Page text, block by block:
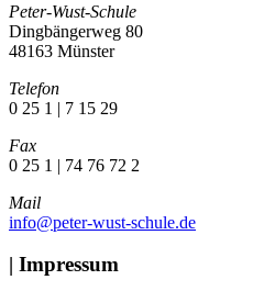
Peter-Wust-Schule
Dingbängerweg 80
48163 Münster
Telefon
0 25 1 | 7 15 29
Fax
0 25 1 | 74 76 72 2
Mail
info@peter-wust-schule.de
| Impressum